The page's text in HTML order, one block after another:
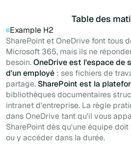
Table des
Example H2
SharePoint et OneDrive font tous
Microsoft 365, mais ils ne
besoin.OneDrive est l'espace de
d'un employé : ses fichiers de
partage. SharePoint est la
bibliothèques documentaires
intranet d'entreprise. La règle
dans OneDrive tant qu'il vous
SharePoint dès qu'une équipe
ou y accéder dans la durée.